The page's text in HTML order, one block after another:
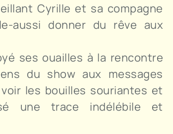
Cyrille et sa compagne
aussi donner du rêve aux
ses ouailles à la rencontre
du show aux messages
les bouilles souriantes et
une trace indélébile et